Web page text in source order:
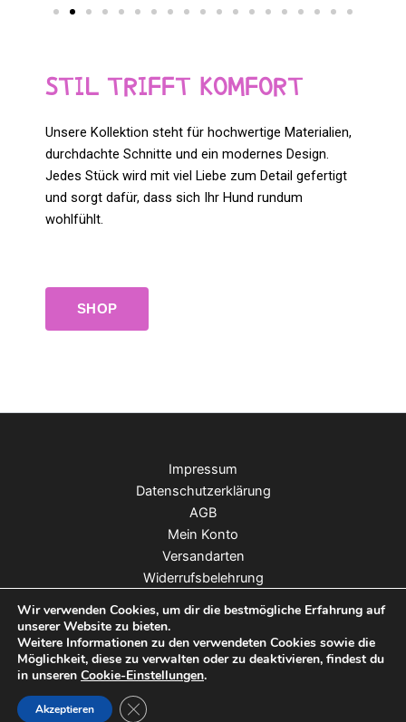
STIL TRIFFT KOMFORT
Unsere Kollektion steht für hochwertige Materialien,
durchdachte Schnitte und ein modernes Design.
Jedes Stück wird mit viel Liebe zum Detail gefertigt
und sorgt dafür, dass sich Ihr Hund rundum
wohlfühlt.
SHOP
Impressum
Datenschutzerklärung
AGB
Mein Konto
Versandarten
Widerrufsbelehrung
Copyright © 2026 Moo & Marlii | Webdesign:
Deutsche Medien Verlagsgruppe
Wir verwenden Cookies, um dir die bestmögliche Erfahrung auf
unserer Website zu bieten.
Weitere Informationen zu den verwendeten Cookies sowie die
Möglichkeit, diese zu verwalten oder zu deaktivieren, findest du
in unseren Cookie-Einstellungen.
Akzeptieren GDPR Cookie-Banner schließen